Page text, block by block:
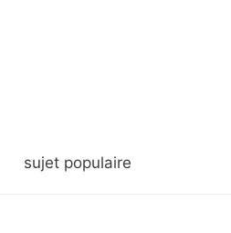
sujet populaire